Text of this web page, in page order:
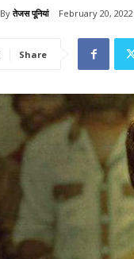
By तेजस पूनियां February 20, 2022
Share